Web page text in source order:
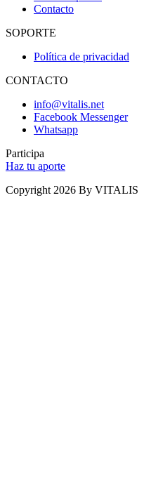
Contacto
SOPORTE
Política de privacidad
CONTACTO
info@vitalis.net
Facebook Messenger
Whatsapp
Participa
Haz tu aporte
Copyright 2026 By VITALIS